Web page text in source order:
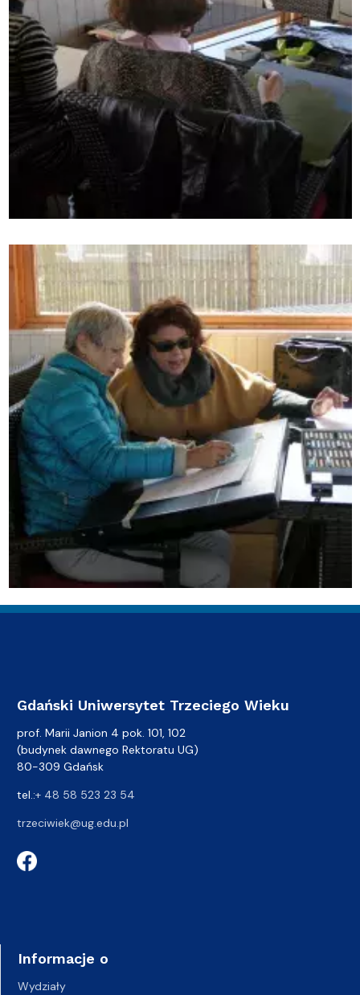
Gdański Uniwersytet Trzeciego Wieku
prof. Marii Janion 4 pok. 101, 102
(budynek dawnego Rektoratu UG)
80-309 Gdańsk
tel.:+ 48 58 523 23 54
trzeciwiek@ug.edu.pl
Informacje o
Wydziały